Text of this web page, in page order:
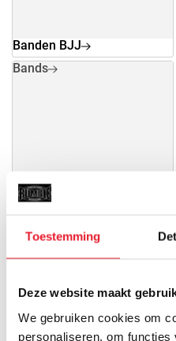
Toestemming
Deze website maakt
We gebruiken cookies om
personaliseren, om
Banden BJJ
Bands
Bands